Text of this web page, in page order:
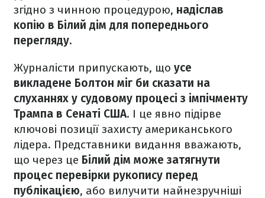
згідно з чинною процедурою, надіслав
копію в Білий дім для попереднього
перегляду.
Журналісти припускають, що усе
викладене Болтон міг би сказати на
слуханнях у судовому процесі з імпічменту
Трампа в Сенаті США. І це явно підірве
ключові позиції захисту американського
лідера. Представники видання вважають,
що через це Білий дім може затягнути
процес перевірки рукопису перед
публікацією, або вилучити найнезручніші